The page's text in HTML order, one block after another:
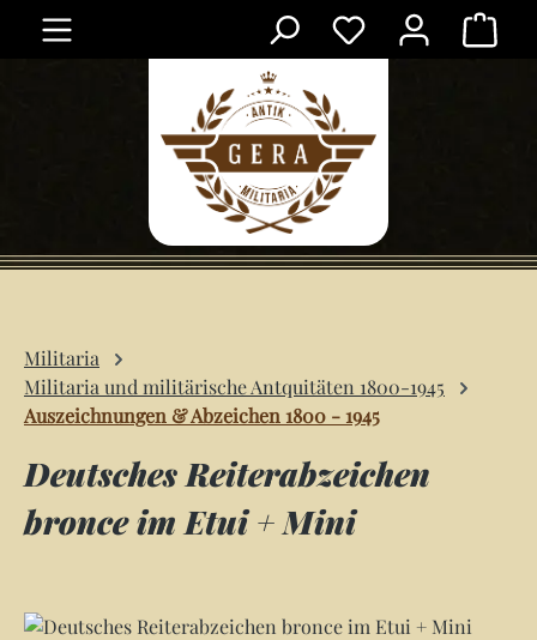
Zum Hauptinhalt springen
Militaria
Militaria und militärische Antquitäten 1800-1945
Auszeichnungen & Abzeichen 1800 - 1945
Deutsches Reiterabzeichen
bronce im Etui + Mini
Bildergalerie überspringen